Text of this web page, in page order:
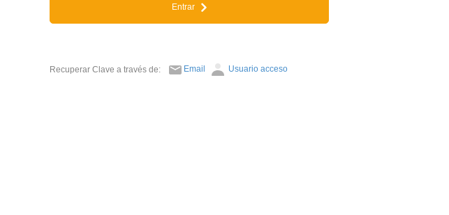
Entrar
Recuperar Clave a través de: Email Usuario acceso